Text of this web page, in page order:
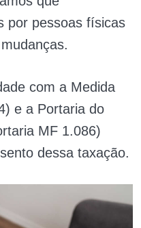
por pessoas físicas
com a Medida
e a Portaria do
MF 1.086)
dessa taxação.